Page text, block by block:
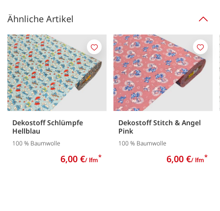
Ähnliche Artikel
Dekostoff Schlümpfe
Hellblau
100 % Baumwolle
6,00 €/ lfm*
Merken
Dekostoff Stitch & Angel
Pink
100 % Baumwolle
6,00 €/ lfm*